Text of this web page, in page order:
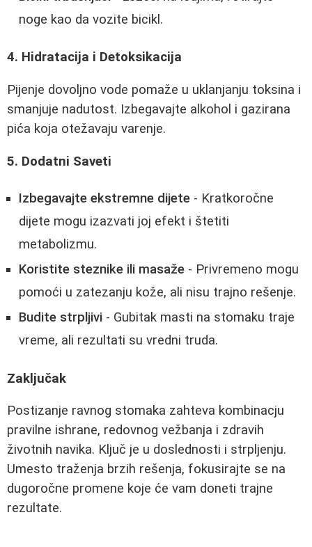
noge kao da vozite bicikl.
4. Hidratacija i Detoksikacija
Pijenje dovoljno vode pomaže u uklanjanju toksina i
smanjuje nadutost. Izbegavajte alkohol i gazirana
pića koja otežavaju varenje.
5. Dodatni Saveti
Izbegavajte ekstremne dijete - Kratkoročne
dijete mogu izazvati joj efekt i štetiti
metabolizmu.
Koristite steznike ili masaže - Privremeno mogu
pomoći u zatezanju kože, ali nisu trajno rešenje.
Budite strpljivi - Gubitak masti na stomaku traje
vreme, ali rezultati su vredni truda.
Zaključak
Postizanje ravnog stomaka zahteva kombinacju
pravilne ishrane, redovnog vežbanja i zdravih
životnih navika. Ključ je u doslednosti i strpljenju.
Umesto traženja brzih rešenja, fokusirajte se na
dugoročne promene koje će vam doneti trajne
rezultate.